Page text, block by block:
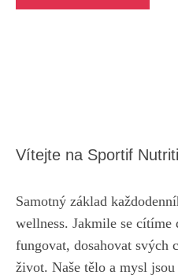
Vítejte na Sportif
Samotný základ
wellness. Jakmile se cítíme
fungovat, dosahovat svých
život. Naše tělo a mysl